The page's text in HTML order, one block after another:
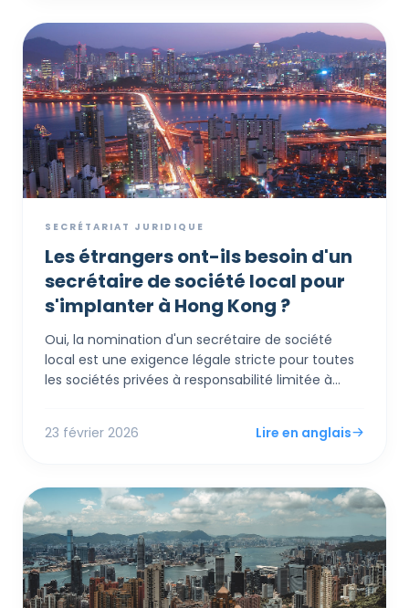
SECRÉTARIAT JURIDIQUE
Les étrangers ont-ils besoin d'un
secrétaire de société local pour
s'implanter à Hong Kong ?
Oui, la nomination d'un secrétaire de société
local est une exigence légale stricte pour toutes
les sociétés privées à responsabilité limitée à
légale officielle, gérant les registres
23 février 2026 Lire en anglais